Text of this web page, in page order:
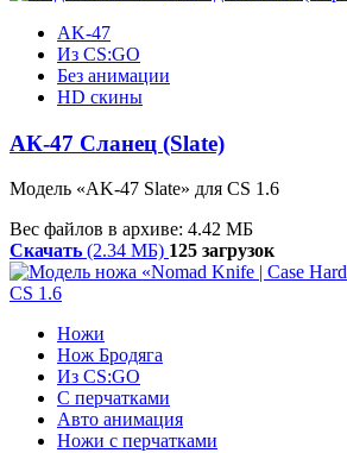
AK-47
Из CS:GO
Без анимации
HD скины
АК-47 Сланец (Slate)
Модель «AK-47 Slate» для CS 1.6
Вес файлов в архиве: 4.42 МБ
Скачать (2.34 МБ) 125 загрузок
Ножи
Нож Бродяга
Из CS:GO
С перчатками
Авто анимация
Ножи с перчатками